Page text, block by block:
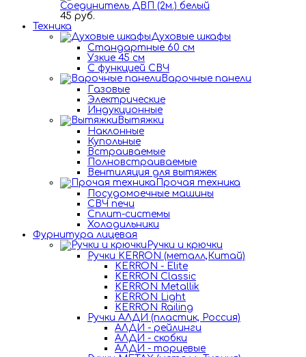
Соединитель ДВП (2м.) белый
45 руб.
Техника
Духовые шкафы
Стандартные 60 см
Узкие 45 см
С функцией СВЧ
Варочные панели
Газовые
Электрические
Индукционные
Вытяжки
Наклонные
Купольные
Встраиваемые
Полновстраиваемые
Вентиляция для вытяжек
Прочая техника
Посудомоечные машины
СВЧ печи
Сплит-системы
Холодильники
Фурнитура лицевая
Ручки и крючки
Ручки KERRON (металл,Китай)
KERRON - Elite
KERRON Classic
KERRON Metallik
KERRON Light
KERRON Railing
Ручки АЛДИ (пластик, Россия)
АЛДИ - рейлинги
АЛДИ - скобки
АЛДИ - торцевые